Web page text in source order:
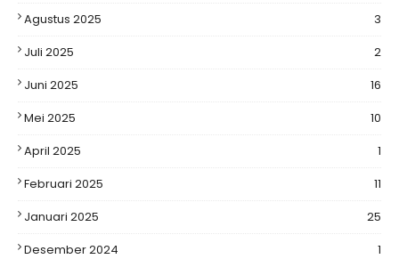
Agustus 2025
3
Juli 2025
2
Juni 2025
16
Mei 2025
10
April 2025
1
Februari 2025
11
Januari 2025
25
Desember 2024
1